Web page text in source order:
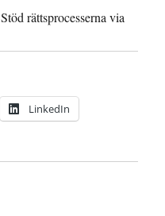
Stöd rättsprocesserna via
LinkedIn